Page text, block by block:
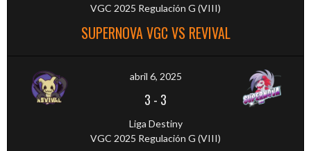
VGC 2025 Regulación G (VIII)
SUPERNOVA VGC VS REVIVAL
abril 6, 2025
3 - 3
Liga Destiny
VGC 2025 Regulación G (VIII)